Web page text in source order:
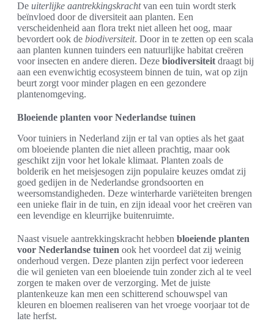
De uiterlijke aantrekkingskrachtvan een tuin wordt sterk
beïnvloed door de diversiteit aan planten. Een
verscheidenheid aan flora trekt niet alleen het oog, maar
bevordert ook de biodiversiteit. Door in te zetten op een scala
aan planten kunnen tuinders een natuurlijke habitat creëren
voor insecten en andere dieren. Deze biodiversiteit draagt bij
aan een evenwichtig ecosysteem binnen de tuin, wat op zijn
beurt zorgt voor minder plagen en een gezondere
plantenomgeving.
Bloeiende planten voor Nederlandse tuinen
Voor tuiniers in Nederland zijn er tal van opties als het gaat
om bloeiende planten die niet alleen prachtig, maar ook
geschikt zijn voor het lokale klimaat. Planten zoals de
bolderik en het meisjesogen zijn populaire keuzes omdat zij
goed gedijen in de Nederlandse grondsoorten en
weersomstandigheden. Deze winterharde variëteiten brengen
een unieke flair in de tuin, en zijn ideaal voor het creëren van
een levendige en kleurrijke buitenruimte.
Naast visuele aantrekkingskracht hebben bloeiende planten
voor Nederlandse tuinen ook het voordeel dat zij weinig
onderhoud vergen. Deze planten zijn perfect voor iedereen
die wil genieten van een bloeiende tuin zonder zich al te veel
zorgen te maken over de verzorging. Met de juiste
plantenkeuze kan men een schitterend schouwspel van
kleuren en bloemen realiseren van het vroege voorjaar tot de
late herfst.